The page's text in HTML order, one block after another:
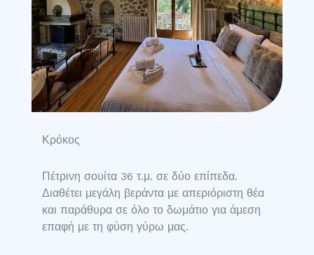
Κρόκος
Πέτρινη σουίτα 36 τ.μ. σε δύο επίπεδα.
Διαθέτει μεγάλη βεράντα με απεριόριστη θέα
και παράθυρα σε όλο το δωμάτιο για άμεση
επαφή με τη φύση γύρω μας.